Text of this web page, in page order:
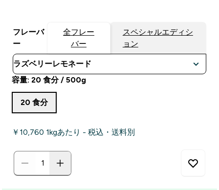
フレーバ
ー
全フレー
バー
スペシャルエディシ
ョン
容量: 20 食分 / 500g
20 食分
￥10,760‎ 1kgあたり - 税込・送料別